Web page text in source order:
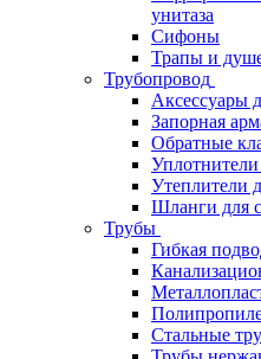
унитаза
Сифоны
Трапы и
Трубопровод
Аксессуары
Запорная
Обратные
Утеплители
Шланги для
Трубы
Гибкая
Стальные